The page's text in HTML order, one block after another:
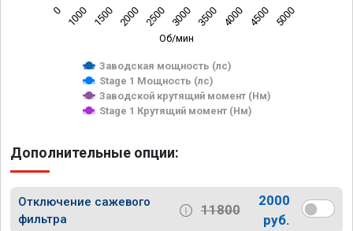
Об/мин
Заводская мощность (лс)
Stage 1 Мощность (лс)
Заводской крутящий момент (Нм)
Stage 1 Крутящий момент (Нм)
0 1000 1500 2000 2500 3000 3500 4000 4500 5000
Дополнительные опции:
Отключение сажевого
фильтра
11800
2000
руб.